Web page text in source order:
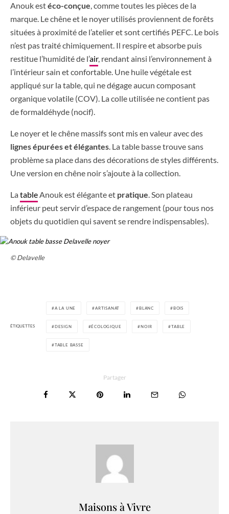
Anouk estéco-conçue, comme toutes les pièces de la
marque. Le chêne et le noyer utilisés proviennent de forêts
situées à proximité de l’atelier et sont certifiés PEFC. Le bois
n’est pas traité chimiquement. Il respire et absorbe puis
restitue l’humidité de l’air, rendant ainsi l’environnement à
l’intérieur sain et confortable. Une huile végétale est
appliqué sur la table, qui ne dégage aucun composant
organique volatile (COV). La colle utilisée ne contient pas
de formaldéhyde (nocif).
Le noyer et le chêne massifs sont mis en valeur avec des
lignes épurées et élégantes. La table basse trouve sans
problème sa place dans des décorations de styles différents.
Une version en chêne noir s’ajoute à la collection.
LatableAnouk est élégante et pratique. Son plateau
inférieur peut servir d’espace de rangement (pour tous nos
objets du quotidien qui savent se rendre indispensables).
© Delavelle
ÉTIQUETTES
A LA UNE ARTISANAT BLANC BOIS
DESIGN ÉCOLOGIQUE NOIR TABLE
TABLE BASSE
Partager
Maisons à Vivre